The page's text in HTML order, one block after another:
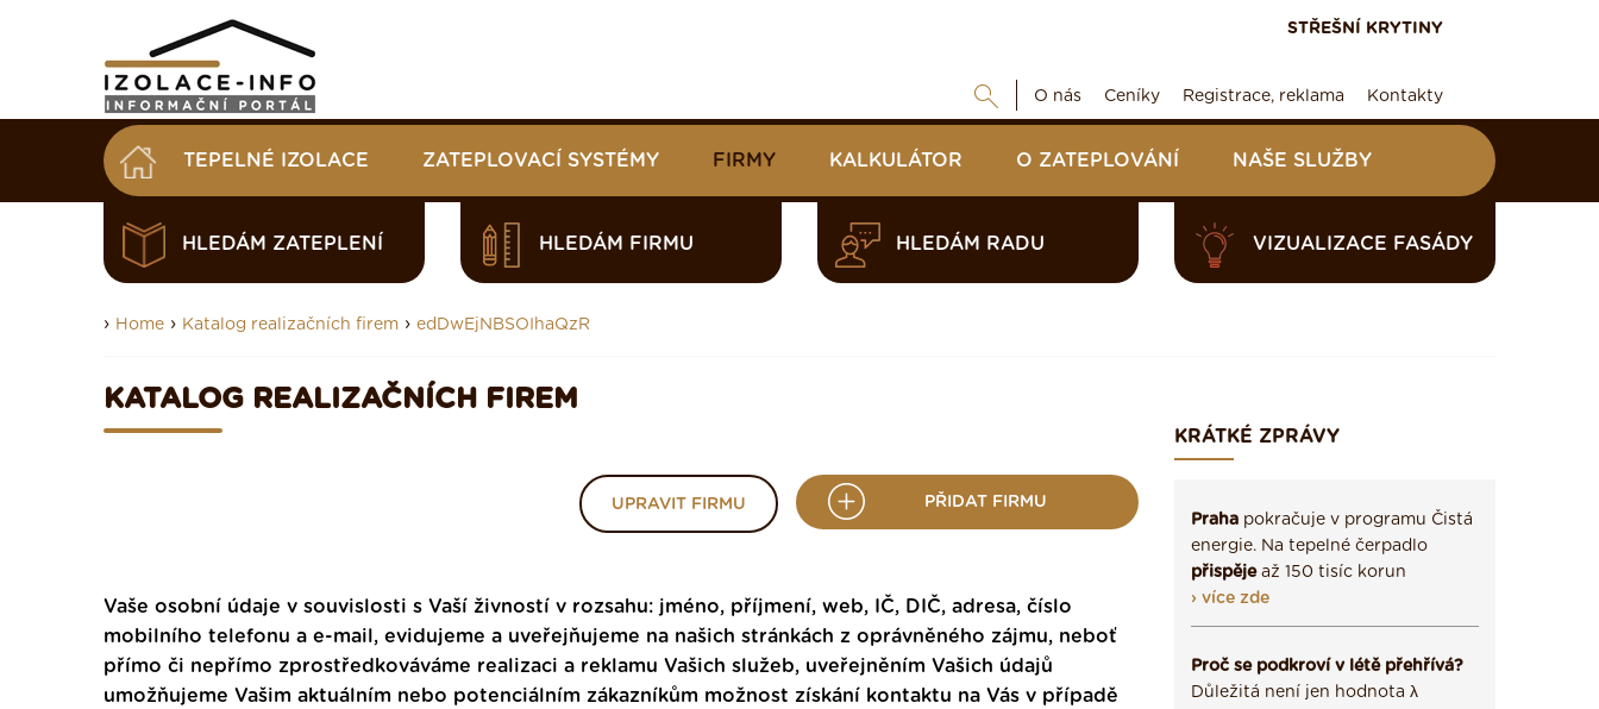
STŘEŠNÍ KRYTINY
O nás Ceníky Registrace, reklama Kontakty
TEPELNÉ IZOLACE ZATEPLOVACÍ SYSTÉMY FIRMY KALKULÁTOR O ZATEPLOVÁNÍ NAŠE SLUŽBY
HLEDÁM ZATEPLENÍ HLEDÁM FIRMU HLEDÁM RADU VIZUALIZACE FASÁDY
› Home › Katalog realizačních firem › edDwEjNBSOIhaQzR
KATALOG REALIZAČNÍCH FIREM
UPRAVIT FIRMU PŘIDAT FIRMU
Vaše osobní údaje v souvislosti s Vaší živností v rozsahu: jméno, příjmení, web, IČ, DIČ, adresa, číslo
mobilního telefonu a e-mail, evidujeme a uveřejňujeme na našich stránkách z oprávněného zájmu, neboť
přímo či nepřímo zprostředkováváme realizaci a reklamu Vašich služeb, uveřejněním Vašich údajů
umožňujeme Vašim aktuálním nebo potenciálním zákazníkům možnost získání kontaktu na Vás v případě
KRÁTKÉ ZPRÁVY
Praha pokračuje v programu Čistá
energie. Na tepelné čerpadlo
přispějeaž 150 tisíc korun
› více zde
Proč se podkroví v létě přehřívá?
Důležitá není jen hodnota λ